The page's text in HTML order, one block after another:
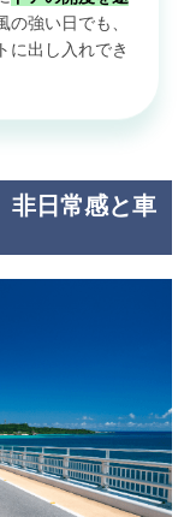
の強い日でも、
に出し入れでき
非日常感と車